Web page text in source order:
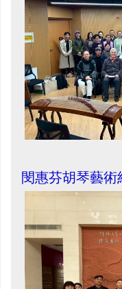
閔惠芬胡琴藝術